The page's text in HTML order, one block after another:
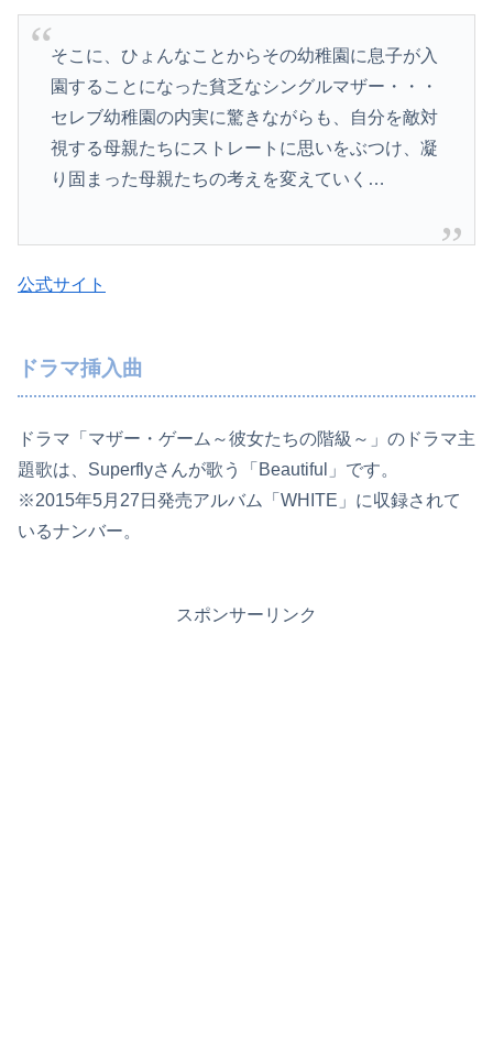
そこに、ひょんなことからその幼稚園に息子が入
園することになった貧乏なシングルマザ­ー・・・
セレブ幼稚園の内実に驚きながらも、自分を敵対
視する­母親たちにストレートに思いをぶつけ、凝
り固まった母親たちの考えを変えていく…
公式サイト
ドラマ挿入曲
ドラマ「マザー・ゲーム～彼女たちの階級～」のドラマ主
題歌は、Superflyさんが歌う「Beautiful」です。
※2015年5月27日発売アルバム「WHITE」に収録されて
いるナンバー。
スポンサーリンク